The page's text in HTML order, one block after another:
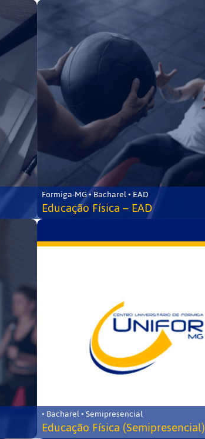
Formiga-MG • Bacharel • EAD
Educação Física – EAD
• Bacharel • Semipresencial
Educação Física (Semipresencial)